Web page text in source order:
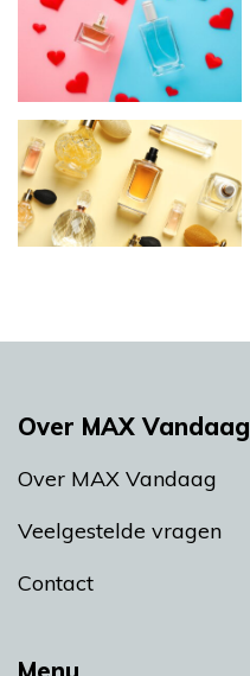
Over MAX Vandaag
Over MAX Vandaag
Veelgestelde vragen
Contact